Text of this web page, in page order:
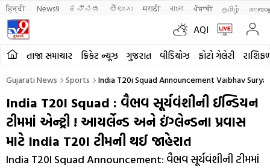
हिन्दी News9 ಕನ್ನಡ తెలుగు मराठी বাংলা ਪੰਜਾਬੀ தமிழ்
AQI
તાજા સમાચાર ક્રિકેટ ન્યૂઝ ગુજરાત વીડિયોઝ ફોટો ગેલેરી
Gujarati News Sports India T20i Squad Announcement Vaibhav
India T20I Squad : વૈભવ સૂર્યવંશીની ઈન્ડિયન
ટીમમાં એન્ટ્રી ! આયર્લેન્ડ અને ઇંગ્લેન્ડના પ્રવાસ
માટે India T20I ટીમની થઈ જાહેરાત
India T20I Squad Announcement: વૈભવ સૂર્યવંશીની ટીમમાં